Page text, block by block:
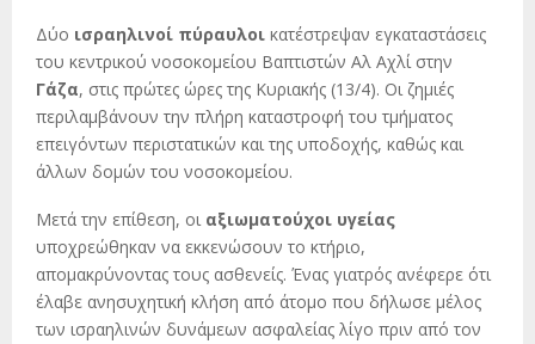
Δύο ισραηλινοί πύραυλοι κατέστρεψαν εγκαταστάσεις
του κεντρικού νοσοκομείου Βαπτιστών Αλ Αχλί στην
Γάζα, στις πρώτες ώρες της Κυριακής (13/4). Οι ζημιές
περιλαμβάνουν την πλήρη καταστροφή του τμήματος
επειγόντων περιστατικών και της υποδοχής, καθώς και
άλλων δομών του νοσοκομείου.
Μετά την επίθεση, οι αξιωματούχοι υγείας
υποχρεώθηκαν να εκκενώσουν το κτήριο,
απομακρύνοντας τους ασθενείς. Ένας γιατρός ανέφερε ότι
έλαβε ανησυχητική κλήση από άτομο που δήλωσε μέλος
των ισραηλινών δυνάμεων ασφαλείας λίγο πριν από τον